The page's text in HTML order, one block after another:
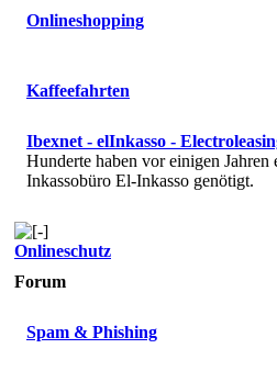
Onlineshopping
Kaffeefahrten
Ibexnet - elInkasso -
Hunderte haben vor einigen
Inkassobüro El-Inkasso genötigt.
Onlineschutz
Forum
Spam & Phishing